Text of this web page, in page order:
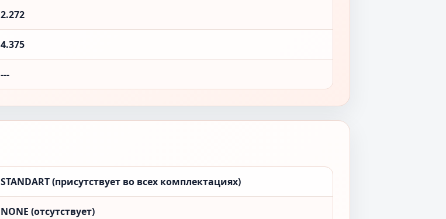
2.272
4.375
---
STANDART (присутствует во всех комплектациях)
NONE (отсутствует)